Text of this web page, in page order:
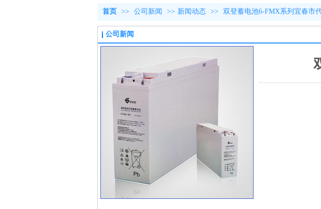
首页 >> 公司新闻 >> 新闻动态 >> 双登蓄电池6-FMX系列宜春市
公司新闻